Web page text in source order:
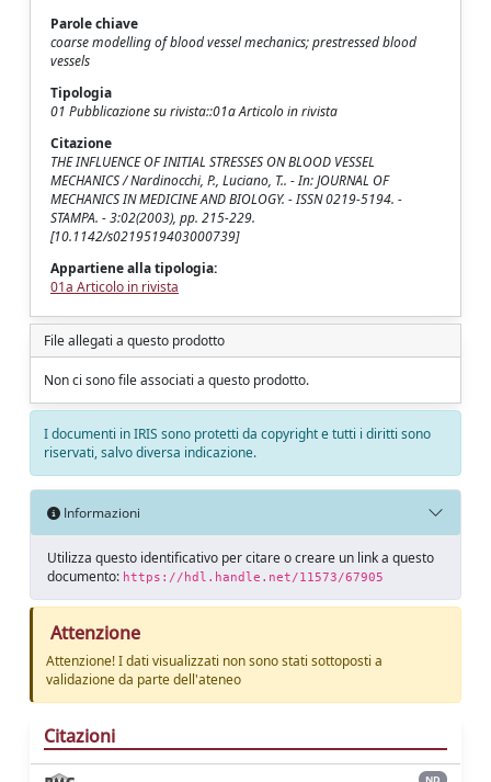
Parole chiave
coarse modelling of blood vessel mechanics; prestressed blood
vessels
Tipologia
01 Pubblicazione su rivista::01a Articolo in rivista
Citazione
THE INFLUENCE OF INITIAL STRESSES ON BLOOD VESSEL
MECHANICS / Nardinocchi, P., Luciano, T.. - In: JOURNAL OF
MECHANICS IN MEDICINE AND BIOLOGY. - ISSN 0219-5194. -
STAMPA. - 3:02(2003), pp. 215-229.
[10.1142/s0219519403000739]
Appartiene alla tipologia:
01a Articolo in rivista
File allegati a questo prodotto
Non ci sono file associati a questo prodotto.
I documenti in IRIS sono protetti da copyright e tutti i diritti sono
riservati, salvo diversa indicazione.
Informazioni
Utilizza questo identificativo per citare o creare un link a questo
documento: https://hdl.handle.net/11573/67905
Attenzione
Attenzione! I dati visualizzati non sono stati sottoposti a
validazione da parte dell'ateneo
Citazioni